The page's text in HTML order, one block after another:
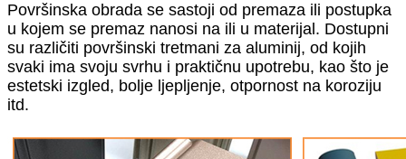
Površinska obrada se sastoji od premaza ili postupka
u kojem se premaz nanosi na ili u materijal. Dostupni
su različiti površinski tretmani za aluminij, od kojih
svaki ima svoju svrhu i praktičnu upotrebu, kao što je
estetski izgled, bolje ljepljenje, otpornost na koroziju
itd.